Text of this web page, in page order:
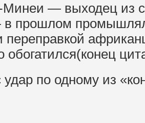
— выходец из
в прошлом
переправкой
обогатился(конец
удар по одному из